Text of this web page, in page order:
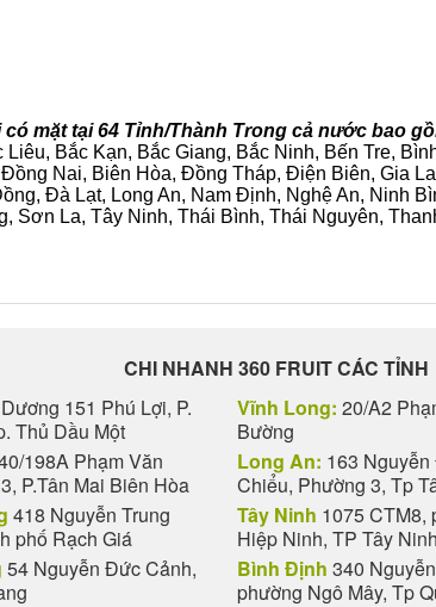
mặt tại 64 Tỉnh/Thành Trong cả nước bao
Liêu, Bắc Kạn, Bắc Giang, Bắc Ninh, Bến Tre,
Nai, Biên Hòa, Đồng Tháp, Điện Biên, Gia
Đà Lạt, Long An, Nam Định, Nghệ An, Ninh
Sơn La, Tây Ninh, Thái Bình, Thái Nguyên,
CHI NHANH 360 FRUIT CÁC TỈNH
151 Phú Lợi, P.
Thủ Dầu Một
198A Phạm Văn
P.Tân Mai Biên Hòa
418 Nguyễn Trung
phố Rạch Giá
54 Nguyễn Đức Cảnh,
Vĩnh Long: 20/A2
Bường
Long An: 163
Chiểu, Phường 3, Tp
Tây Ninh 1075 CTM8,
Hiệp Ninh, TP Tây Ninh
Bình Định 340
phường Ngô Mây, Tp